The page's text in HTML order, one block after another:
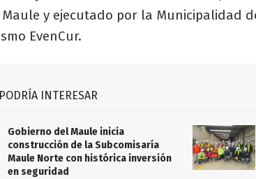
y ejecutado por la Municipalidad
EvenCur.
INTERESAR
Gobierno del Maule inicia
construcción de la Subcomisaría
Maule Norte con histórica inversión
en seguridad